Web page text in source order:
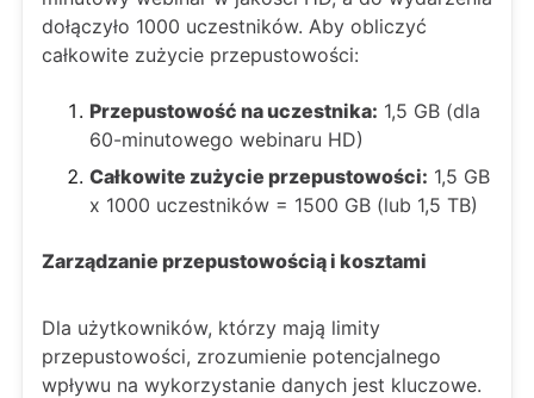
dołączyło 1000 uczestników. Aby obliczyć
całkowite zużycie przepustowości:
Przepustowość na uczestnika: 1,5 GB (dla
60-minutowego webinaru HD)
Całkowite zużycie przepustowości: 1,5 GB
x 1000 uczestników = 1500 GB (lub 1,5 TB)
Zarządzanie przepustowością i kosztami
Dla użytkowników, którzy mają limity
przepustowości, zrozumienie potencjalnego
wpływu na wykorzystanie danych jest kluczowe.